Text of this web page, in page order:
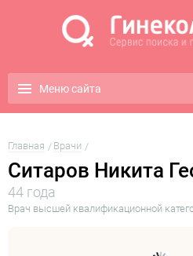
Меню сайта
Главная Врачи
Ситаров Никита
44 года
Врач высшей квалификационной